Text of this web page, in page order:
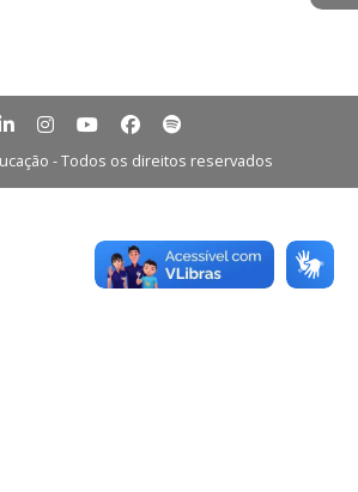
- Todos os direitos reservados